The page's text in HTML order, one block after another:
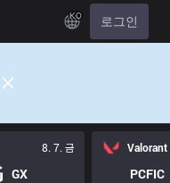
KO 로그인
8. 7. 금
GX
Valorant
PCFIC